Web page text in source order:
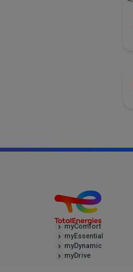
myComfort
myEssential
myDynamic
myDrive